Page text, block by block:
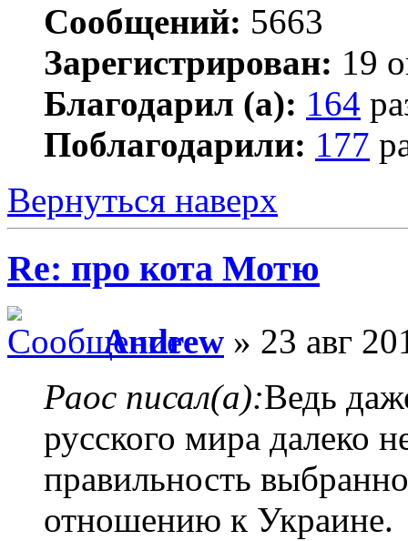
Сообщений: 5663
Зарегистрирован: 19
Благодарил (а): 164
Поблагодарили: 177
Вернуться наверх
Re: про кота Мотю
Andrew » 23 авг
Раос писал(а):Ведь
русского мира далеко
правильность
отношению к Украине.